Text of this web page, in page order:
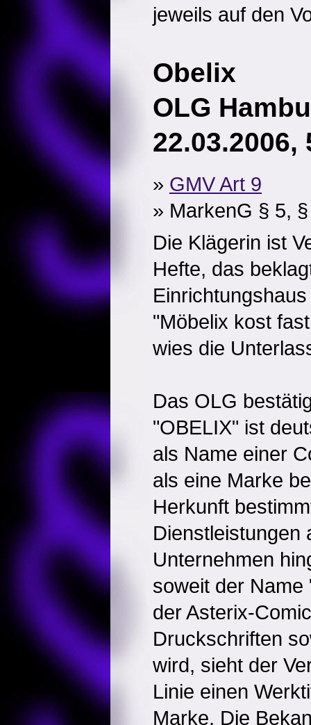
jeweils auf den
Obelix
OLG
22.03.2006,
» GMV Art 9
» MarkenG § 5,
Die Klägerin ist
Hefte, das
"Möbelix kost
wies die
Das OLG
"OBELIX" ist
als Name einer
als eine Marke
Herkunft
Dienstleistungen
Unternehmen
soweit der
der Asterix-
Druckschriften
wird, sieht der
Linie einen
Marke. Die